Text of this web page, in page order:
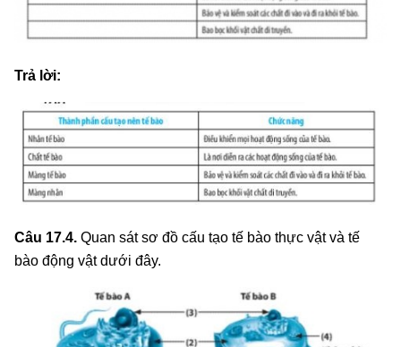
Trả lời:
Câu 17.4. Quan sát sơ đồ cấu tạo tế bào thực vật và tế
bào động vật dưới đây.